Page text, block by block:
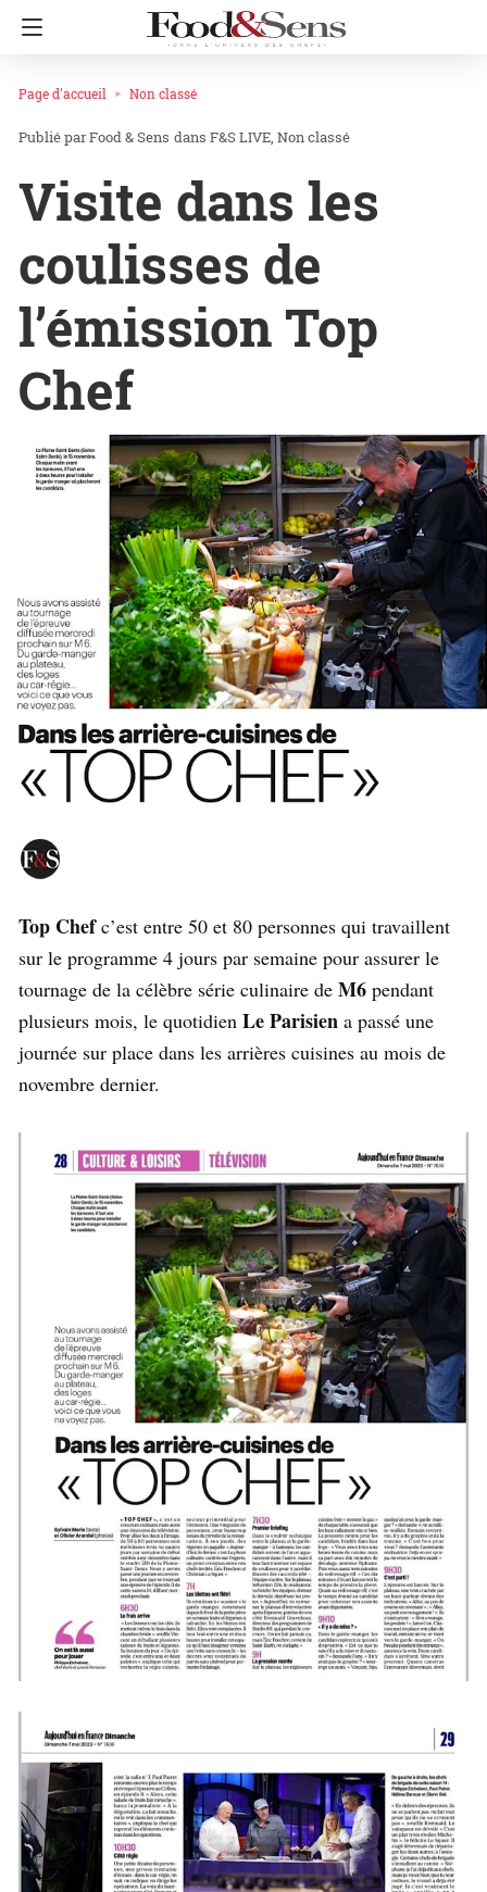
Page d'accueil Non classé
Food & Sens dans F&S LIVE Non classé
Visite dans les
coulisses de
l’émission Top
Chef
Top Chefc’est entre 50 et 80 personnes qui travaillent
sur le programme 4 jours par semaine pour assurer le
tournage de la célèbre série culinaire de M6 pendant
plusieurs mois, le quotidien Le Parisien a passé une
journée sur place dans les arrières cuisines au mois de
novembre dernier.